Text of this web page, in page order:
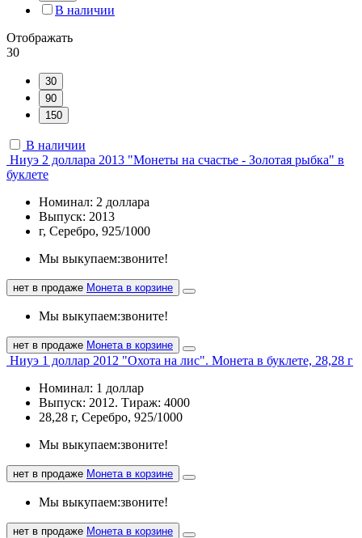
В наличии
Отображать
30
30
90
150
В наличии
Ниуэ 2 доллара 2013 "Монеты на счастье - Золотая рыбка" в
буклете
Номинал: 2 доллара
Выпуск: 2013
г, Серебро, 925/1000
Мы выкупаем:звоните!
нет в продаже Монета в корзине
Мы выкупаем:звоните!
нет в продаже Монета в корзине
Ниуэ 1 доллар 2012 "Охота на лис". Монета в буклете, 28,28 г
Номинал: 1 доллар
Выпуск: 2012. Тираж: 4000
28,28 г, Серебро, 925/1000
Мы выкупаем:звоните!
нет в продаже Монета в корзине
Мы выкупаем:звоните!
нет в продаже Монета в корзине